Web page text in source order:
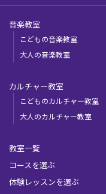
音楽教室
こどもの音楽教室
大人の音楽教室
カルチャー教室
こどものカルチャー教室
大人のカルチャー教室
教室一覧
コースを選ぶ
体験レッスンを選ぶ